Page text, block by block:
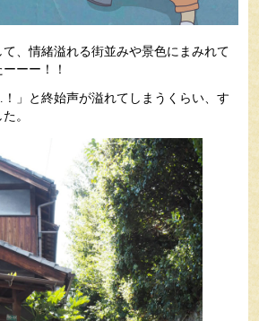
、情緒溢れる街並みや景色にまみれて
ーー！！
」と終始声が溢れてしまうくらい、す
。